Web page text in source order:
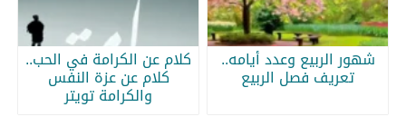
شهور الربيع وعدد أيامه..
تعريف فصل الربيع
كلام عن الكرامة في الحب..
كلام عن عزة النفس
والكرامة تويتر